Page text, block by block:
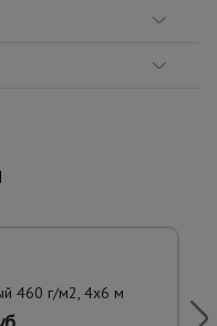
460 г/м2, 4х6 м